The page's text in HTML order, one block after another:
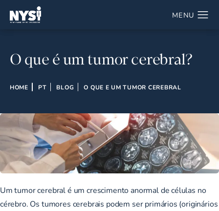
O que é um tumor cerebral?
HOME PT BLOG O QUE E UM TUMOR CEREBRAL
Um tumor cerebral é um crescimento anormal de células no
cérebro. Os tumores cerebrais podem ser primários (originários